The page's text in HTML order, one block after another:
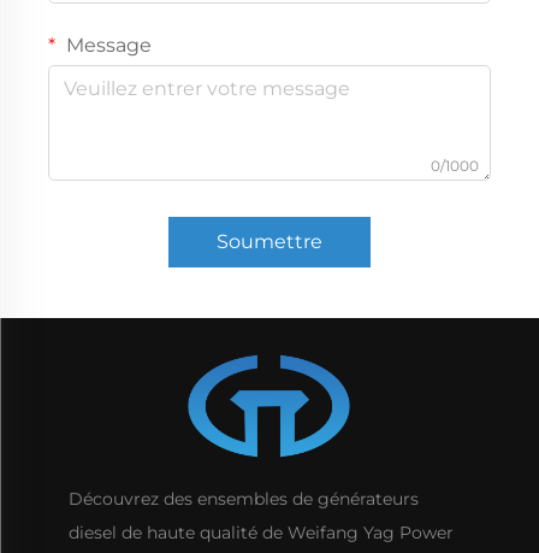
Message
0/1000
Soumettre
Découvrez des ensembles de générateurs
diesel de haute qualité de Weifang Yag Power